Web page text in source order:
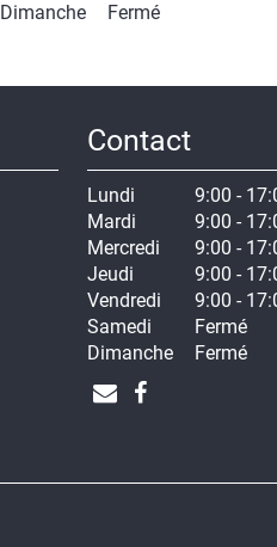
Dimanche
Fermé
Contact
Lundi
9:00 -
Mardi
9:00 -
Mercredi
9:00 -
Jeudi
9:00 -
Vendredi
9:00 -
Samedi
Fermé
Dimanche
Fermé